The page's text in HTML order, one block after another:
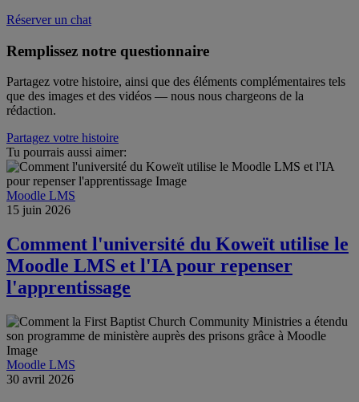
Réserver un chat
Remplissez notre questionnaire
Partagez votre histoire, ainsi que des éléments complémentaires tels
que des images et des vidéos — nous nous chargeons de la
rédaction.
Partagez votre histoire
Tu pourrais aussi aimer:
Moodle LMS
15 juin 2026
Comment l'université du Koweït utilise le
Moodle LMS et l'IA pour repenser
l'apprentissage
Moodle LMS
30 avril 2026